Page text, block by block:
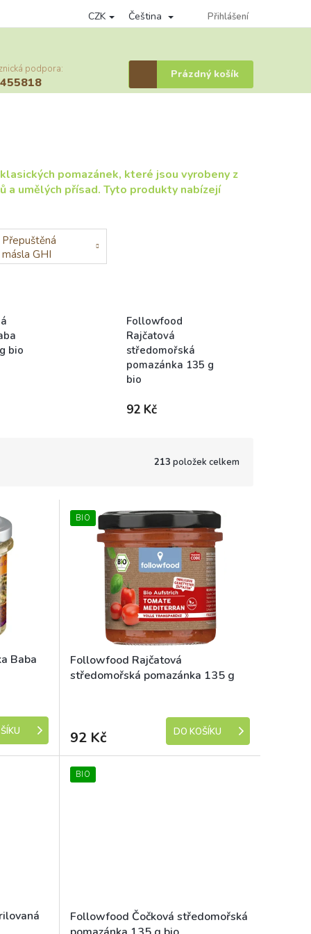
ochrany osobních údajů Věrnostní program Provizní systém
CZK Čeština Přihlášení
podpora:
Nákupní
košík
Prázdný košík
pomazánek, které jsou vyrobeny z
a umělých přísad. Tyto produkty nabízejí
Přepuštěná
másla GHI
bio
Followfood
Rajčatová
středomořská
pomazánka 135 g
bio
92 Kč
213 položek celkem
Baba
BIO
Followfood Rajčatová
středomořská pomazánka 135 g
92 Kč DO KOŠÍKU
BIO
Followfood Čočková středomořská